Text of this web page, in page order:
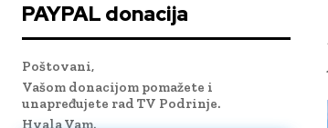
PAYPAL donacija
Poštovani,
Vašom donacijom pomažete i
unapređujete rad TV Podrinje.
Hvala Vam.